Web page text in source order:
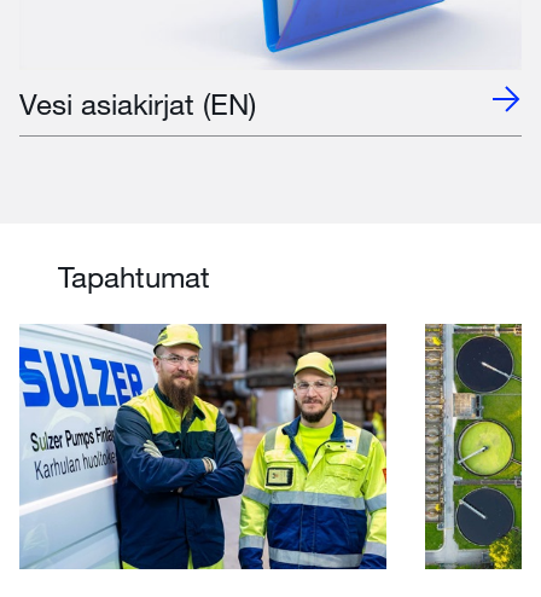
Vesi asiakirjat (EN)
Tapahtumat